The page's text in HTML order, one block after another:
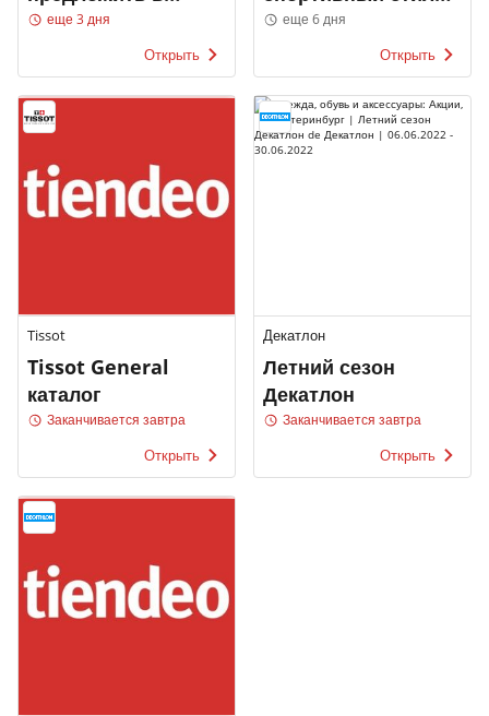
ТВОЁ
еще 3 дня
Открыть
Фамилия
еще 6 дня
Открыть
Tissot
Tissot General
каталог
Заканчивается завтра
Открыть
Декатлон
Летний сезон
Декатлон
Заканчивается завтра
Открыть